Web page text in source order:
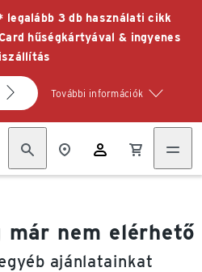
legalább 3 db használati cikk
hűségkártyával & ingyenes
További információk
már nem elérhető
ajánlatainkat